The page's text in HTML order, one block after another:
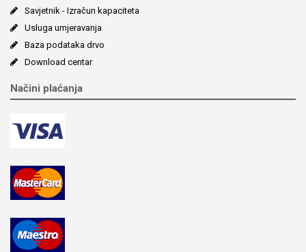
Savjetnik - Izračun kapaciteta
Usluga umjeravanja
Baza podataka drvo
Download centar
Načini plaćanja